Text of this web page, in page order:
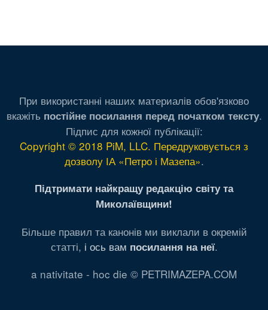
При використанні наших материалів обов'язково
вкажіть постійне посилання перед початком тексту.
Підпис для кожної публікації:
Copyright © 2018 PiM, LLC. Передруковується з
дозволу ІА «Петро і Мазепа».
Підтримати найкращу редакцію світу та
Миколаївщини!
Більше правил та канонів ми виклали в окремій
статті, і ось вам посилання на неї.
a nativitate - hoc die © PETRIMAZEPA.COM